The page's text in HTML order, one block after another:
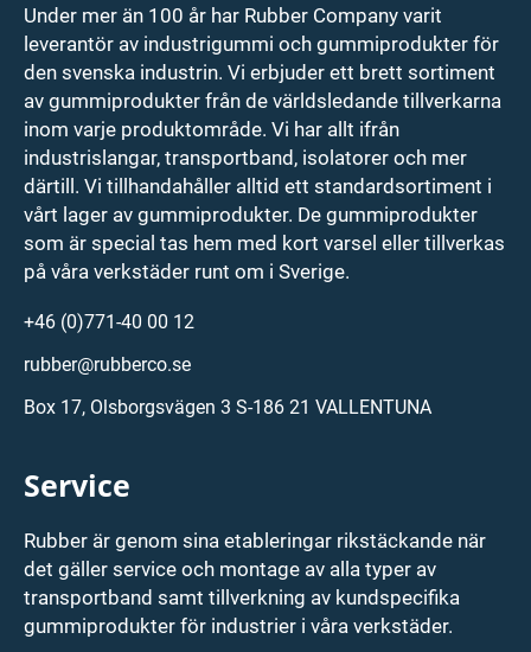
Under mer än 100 år har Rubber Company varit
leverantör av industrigummi och gummiprodukter för
den svenska industrin. Vi erbjuder ett brett sortiment
av gummiprodukter från de världsledande tillverkarna
inom varje produktområde. Vi har allt ifrån
industrislangar, transportband, isolatorer och mer
därtill. Vi tillhandahåller alltid ett standardsortiment i
vårt lager av gummiprodukter. De gummiprodukter
som är special tas hem med kort varsel eller tillverkas
på våra verkstäder runt om i Sverige.
+46 (0)771-40 00 12
rubber@rubberco.se
Box 17, Olsborgsvägen 3 S-186 21 VALLENTUNA
Service
Rubber är genom sina etableringar rikstäckande när
det gäller service och montage av alla typer av
transportband samt tillverkning av kundspecifika
gummiprodukter för industrier i våra verkstäder.